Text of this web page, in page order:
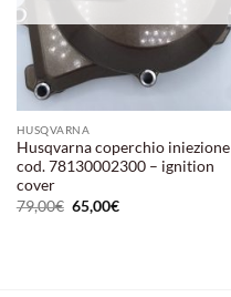
HUSQVARNA
Husqvarna coperchio iniezione
cod. 78130002300 – ignition
cover
79,00€ Il
prezzo
65,00€Il